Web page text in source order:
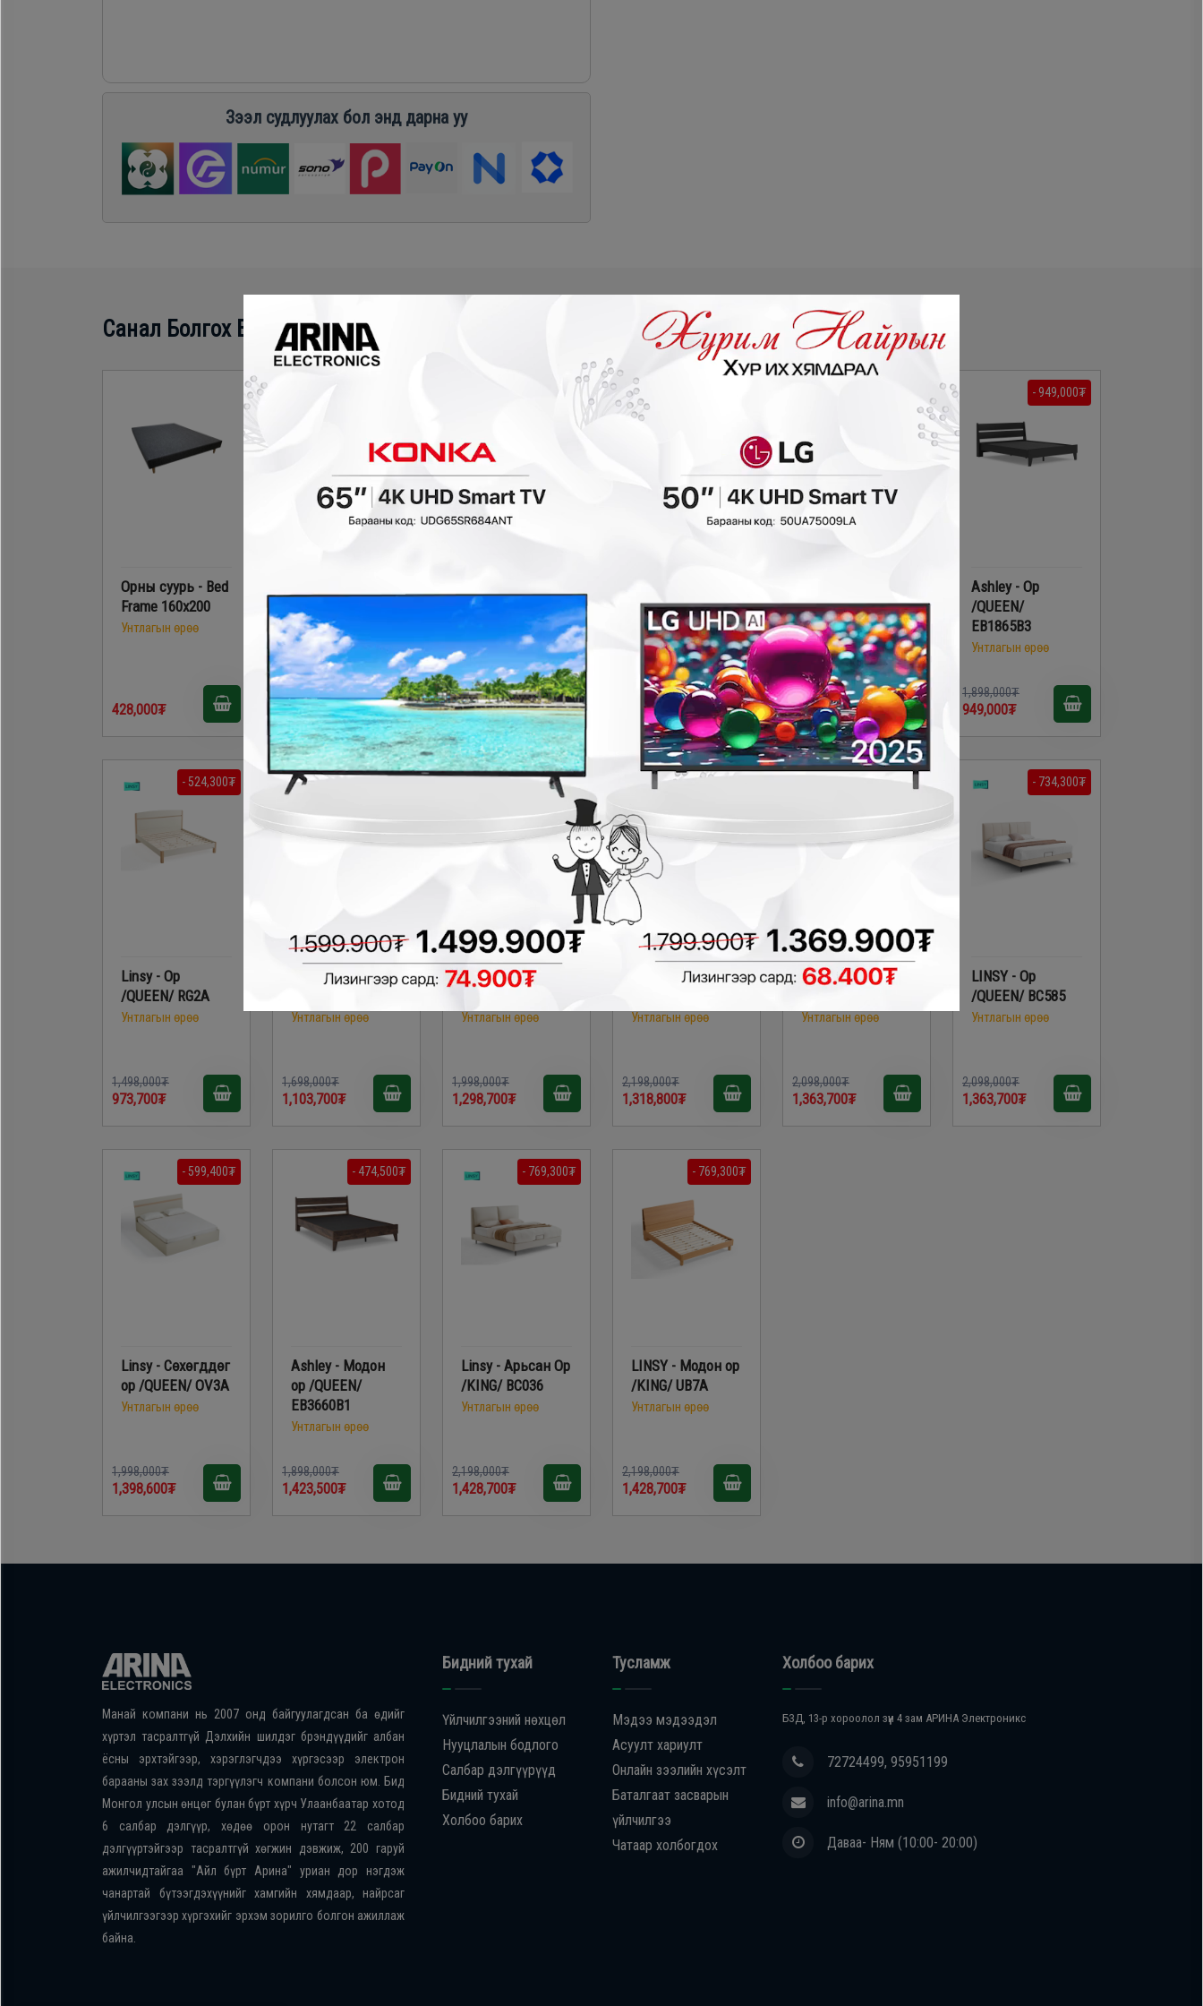
Зээл судлуулах бол энд дарна уу
Санал Болгох Бүтээгдэхүүн
Орны суурь - Bed
Frame 160x200
Унтлагын өрөө
428,000₮
саарал
Унтлагын өрөө
1,198,000₮
778,700₮
- 419,300₮
/QUEEN/ OV3A
Унтлагын өрөө
1,198,000₮
778,700₮
KING/ B801B5
Унтлагын өрөө
1,998,000₮
799,200₮
/TWIN/ EB1865B1
Унтлагын өрөө
1,398,000₮
908,700₮
- 949,000₮
Ashley - Ор
/QUEEN/
EB1865B3
Унтлагын өрөө
1,898,000₮
949,000₮
- 524,300₮
Linsy - Ор
/QUEEN/ RG2A
Унтлагын өрөө
1,498,000₮
973,700₮
Linsy - Ор /KING/
Унтлагын өрөө
1,698,000₮
1,103,700₮
- 699,300₮
Linsy - Арьсан ор
Унтлагын өрөө
1,998,000₮
1,298,700₮
- 879,200₮
LINSY - Ор /KING/
Унтлагын өрөө
2,198,000₮
1,318,800₮
- 734,300₮
LINSY - Модон ор
Унтлагын өрөө
2,098,000₮
1,363,700₮
- 734,300₮
LINSY - Ор
/QUEEN/ BC585
Унтлагын өрөө
2,098,000₮
1,363,700₮
- 599,400₮
Linsy - Сөхөгддөг
ор /QUEEN/ OV3A
Унтлагын өрөө
1,998,000₮
1,398,600₮
- 474,500₮
Ashley - Модон
ор /QUEEN/
EB3660B1
Унтлагын өрөө
1,898,000₮
1,423,500₮
- 769,300₮
Linsy - Арьсан Ор
/KING/ BC036
Унтлагын өрөө
2,198,000₮
1,428,700₮
- 769,300₮
LINSY - Модон ор
/KING/ UB7A
Унтлагын өрөө
2,198,000₮
1,428,700₮
Манай компани нь 2007 онд байгуулагдсан ба өдийг
хүртэл тасралтгүй Дэлхийн шилдэг брэндүүдийг албан
ёсны эрхтэйгээр, хэрэглэгчдээ хүргэсээр электрон
барааны зах зээлд тэргүүлэгч компани болсон юм. Бид
Монгол улсын өнцөг булан бүрт хүрч Улаанбаатар хотод
6 салбар дэлгүүр, хөдөө орон нутагт 22 салбар
дэлгүүртэйгээр тасралтгүй хөгжин дэвжиж, 200 гаруй
ажилчидтайгаа "Айл бүрт Арина" уриан дор нэгдэж
чанартай бүтээгдэхүүнийг хамгийн хямдаар, найрсаг
үйлчилгээгээр хүргэхийг эрхэм зорилго болгон ажиллаж
байна.
Бидний тухай
Үйлчилгээний нөхцөл
Нууцлалын бодлого
Салбар дэлгүүрүүд
Бидний тухай
Холбоо барих
Тусламж
Мэдээ мэдээдэл
Асуулт хариулт
Онлайн зээлийн хүсэлт
Баталгаат засварын
үйлчилгээ
Чатаар холбогдох
Холбоо барих
БЗД, 13-р хороолол зүүн 4 зам АРИНА Электроникс
72724499, 95951199
info@arina.mn
Даваа- Ням (10:00- 20:00)